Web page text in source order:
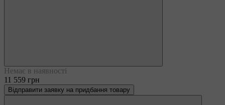
Немає в наявності
11 559 грн
Відправити заявку на придбання товару